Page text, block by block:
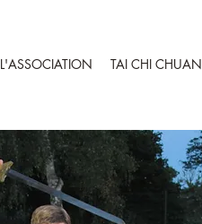
L'ASSOCIATION TAI CHI CHUAN